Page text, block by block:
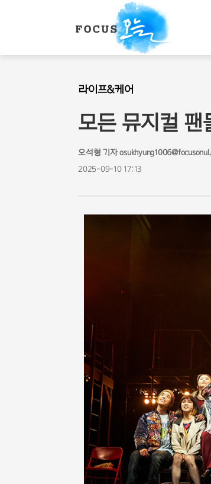
라이프&케어
모든 뮤지컬
오석형 기자
2025-09-10 17:13